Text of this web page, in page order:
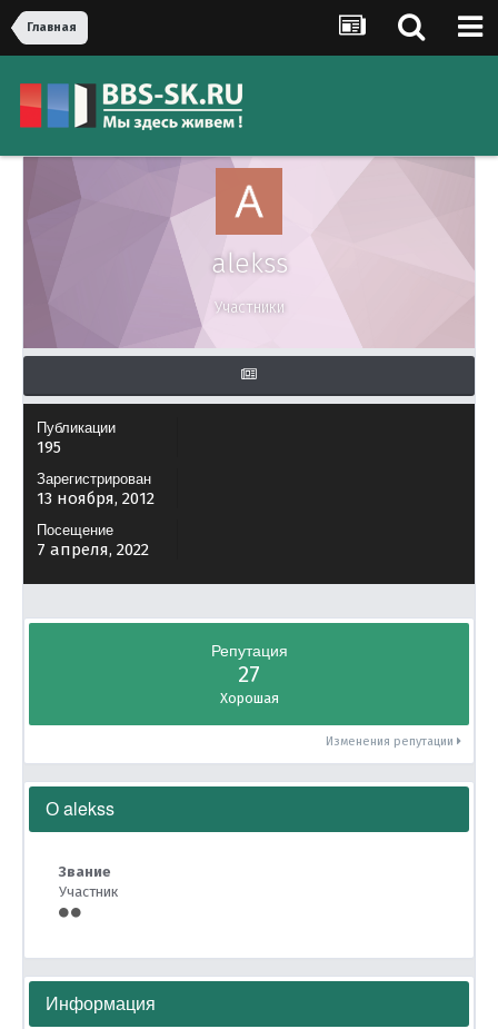
Главная
alekss
Участники
Публикации
195
Зарегистрирован
13 ноября, 2012
Посещение
7 апреля, 2022
Репутация
27
Хорошая
Изменения репутации
О alekss
Звание
Участник
Информация